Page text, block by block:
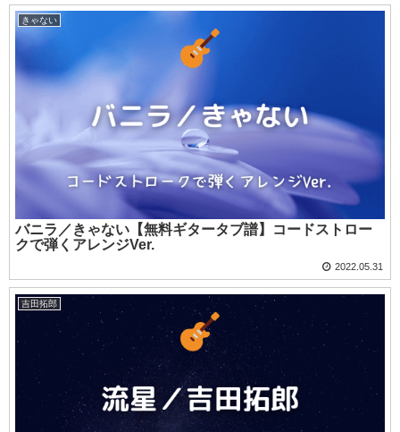
きゃない
バニラ／きゃない【無料ギタータブ譜】コードストロー
クで弾くアレンジVer.
2022.05.31
吉田拓郎